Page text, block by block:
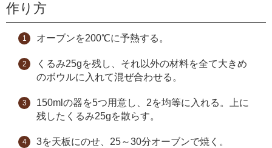
作り方
オーブンを200℃に予熱する。
くるみ25gを残し、それ以外の材料を全て大きめ
のボウルに入れて混ぜ合わせる。
150mlの器を5つ用意し、2を均等に入れる。上に
残したくるみ25gを散らす。
3を天板にのせ、25～30分オーブンで焼く。